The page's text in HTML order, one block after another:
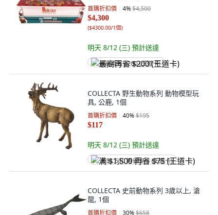
首購折扣價 4%$4,500
$4,300
($4300.00/1個)
明天 8/12 (三) 預計送達
最高再省 $200 (王道卡)
COLLECTA 野生動物系列 動物模型玩
具, 公鹿, 1個
首購折扣價 40%$195
$117
明天 8/12 (三) 預計送達
满 $1,500 再省 $75 (王道卡)
COLLECTA 史前動物系列 3歲以上, 滄
龍, 1個
首購折扣價 30%$658